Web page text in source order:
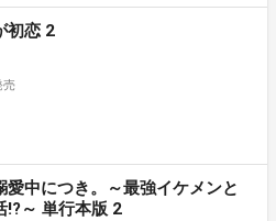
初恋 2
売
愛中につき。～最強イケメンと
!?～ 単行本版 2